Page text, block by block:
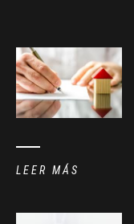
LEER MÁS